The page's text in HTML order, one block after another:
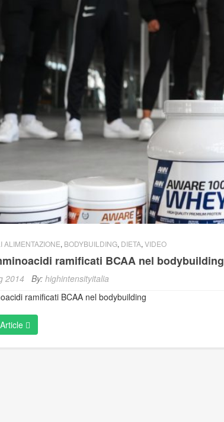
ALIMENTAZIONE, BODYBUILDING, DIETA, VIDEO
ramificati BCAA nel bodybuilding
2014 By: highintensityitalia
ramificati BCAA nel bodybuilding